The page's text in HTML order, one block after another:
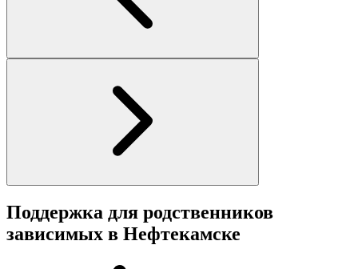
Поддержка для родственников
зависимых в Нефтекамске